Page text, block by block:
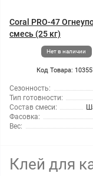
Coral PRO-47
смесь (25 кг)
Нет в наличии
Код Товара:
Сезонность:
Тип готовности:
Состав смеси:
Фасовка:
Вес:
Клей для